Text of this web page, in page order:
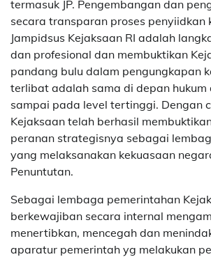
termasuk JP. Pengembangan dan
secara transparan proses penyiidkan
Jampidsus Kejaksaan RI adalah
dan profesional dan membuktikan
pandang bulu dalam pengungkapan
terlibat adalah sama di depan hukum
sampai pada level tertinggi. Dengan
Kejaksaan telah berhasil
peranan strategisnya sebagai
yang melaksanakan kekuasaan
Penuntutan.
Sebagai lembaga pemerintahan
berkewajiban secara internal
menertibkan, mencegah dan
aparatur pemerintah yg melakukan